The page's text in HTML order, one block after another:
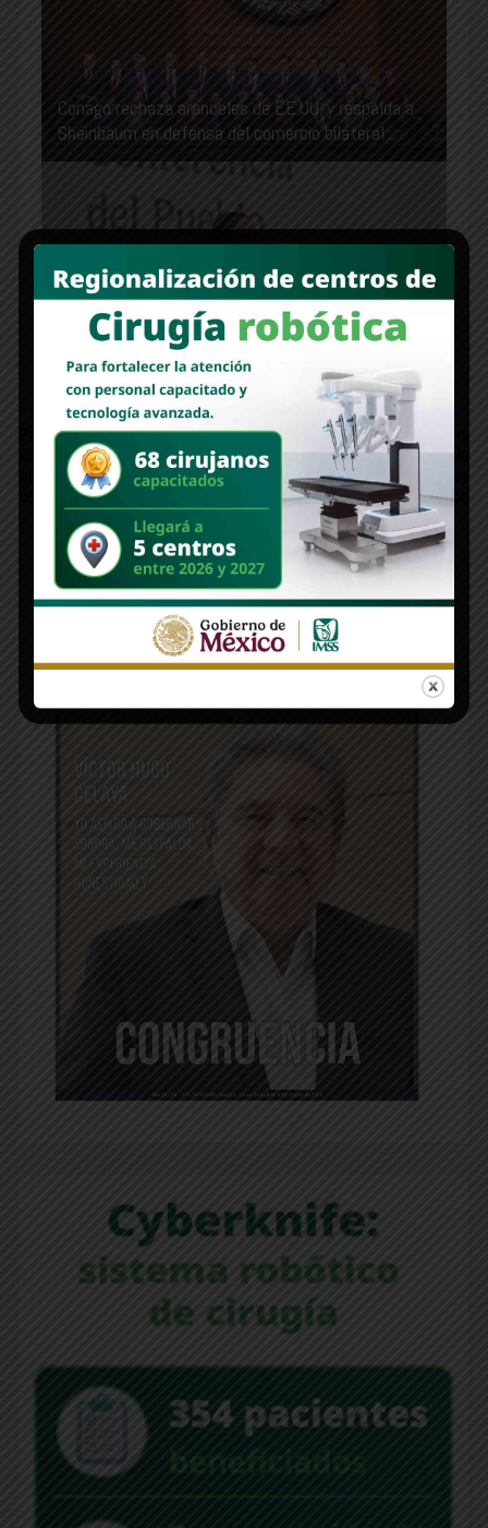
Conago rechaza aranceles de EE.UU. y respalda a
Sheinbaum en defensa del comercio bilateral
electricidad como parte del Plan de
Fortalecimiento y Expansión del Sistema Eléctrico
Nacional 2025-2030
Newer Post
Presidenta Claudia Sheinbaum
destaca que 2025 fue el año más
bajo en pobreza laboral en dos
Older Post
Recibe el Congreso de Sonora
informe anual de labores de la
Comisión Estatal de Derechos
Humanos
Edición 1312